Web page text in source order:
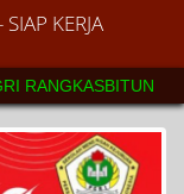
KERJA
SEKOLAH